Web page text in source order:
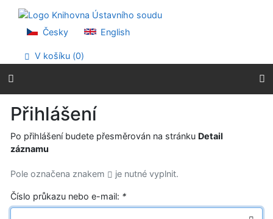
Přejít na menu
Prohlášení o webové přístupnosti
Česky English
V košíku (0)
Přihlášení
Po přihlášení budete přesměrován na stránku Detail
záznamu
Pole označena znakem je nutné vyplnit.
Číslo průkazu nebo e-mail: *